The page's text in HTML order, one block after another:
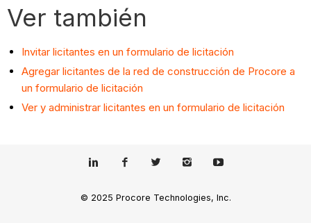
Ver también
Invitar licitantes en un formulario de licitación
Agregar licitantes de la red de construcción de Procore a
un formulario de licitación
Ver y administrar licitantes en un formulario de licitación
© 2025 Procore Technologies, Inc.